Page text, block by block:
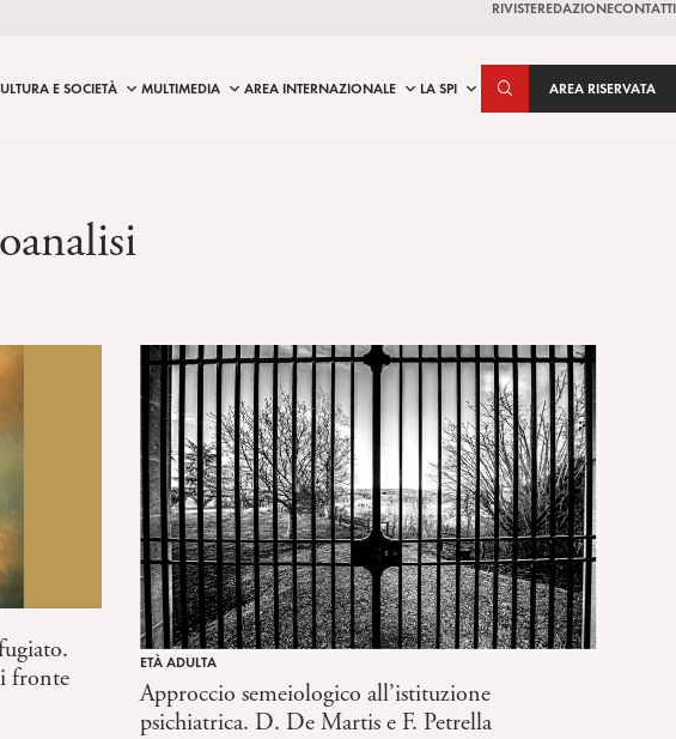
RIVISTEREDAZIONECONTATTI
E SOCIETÀ MULTIMEDIA AREA INTERNAZIONALE LA SPI AREA RISERVATA
fronte
ETÀ ADULTA
Approccio semeiologico all’istituzione
psichiatrica. D. De Martis e F. Petrella